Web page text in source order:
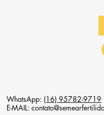
WhatsApp: (16) 95782-9719
E-MAIL: